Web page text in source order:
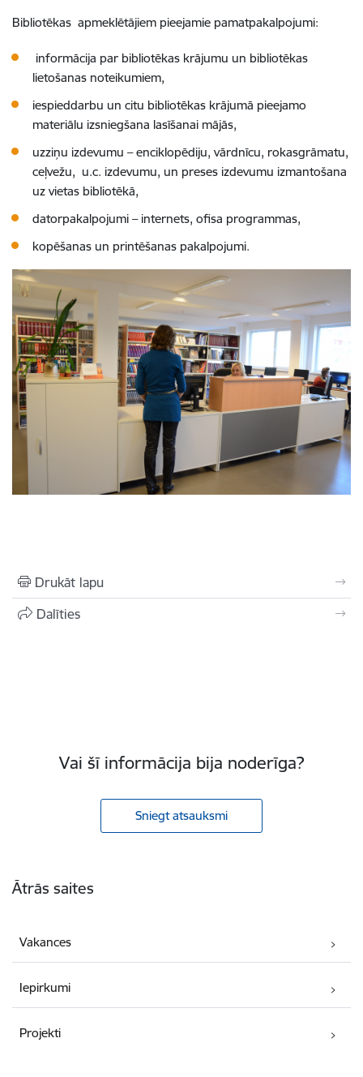
Bibliotēkas apmeklētājiem pieejamie pamatpakalpojumi:
informācija par bibliotēkas krājumu un bibliotēkas
lietošanas noteikumiem,
iespieddarbu un citu bibliotēkas krājumā pieejamo
materiālu izsniegšana lasīšanai mājās,
uzziņu izdevumu – enciklopēdiju, vārdnīcu, rokasgrāmatu,
ceļvežu, u.c. izdevumu, un preses izdevumu izmantošana
uz vietas bibliotēkā,
datorpakalpojumi – internets, ofisa programmas,
kopēšanas un printēšanas pakalpojumi.
Drukāt lapu
Dalīties
Vai šī informācija bija noderīga?
Sniegt atsauksmi
Ātrās saites
Vakances
Iepirkumi
Projekti